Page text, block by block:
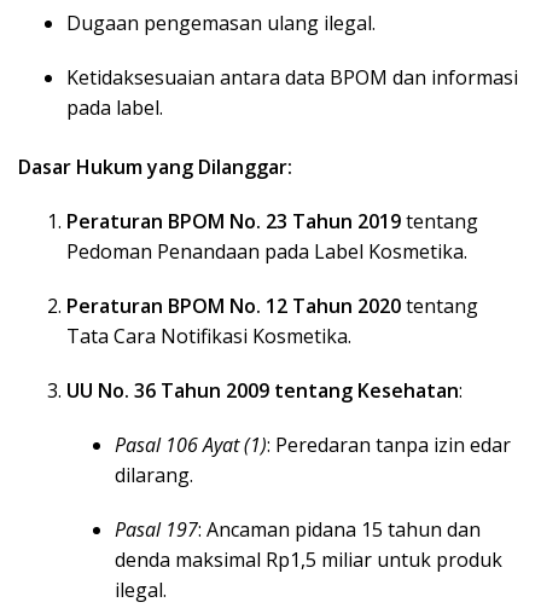
Dugaan pengemasan ulang ilegal.
Ketidaksesuaian antara data BPOM dan informasi
pada label.
Dasar Hukum yang Dilanggar:
Peraturan BPOM No. 23 Tahun 2019tentang
Pedoman Penandaan pada Label Kosmetika.
Peraturan BPOM No. 12 Tahun 2020tentang
Tata Cara Notifikasi Kosmetika.
UU No. 36 Tahun 2009 tentang Kesehatan:
Pasal 106 Ayat (1): Peredaran tanpa izin edar
dilarang.
Pasal 197: Ancaman pidana 15 tahun dan
denda maksimal Rp1,5 miliar untuk produk
ilegal.